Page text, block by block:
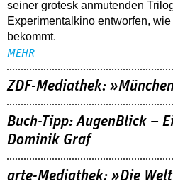
seiner grotesk anmutenden
Experimentalkino entworfen,
bekommt.
MEHR
ZDF-Mediathek:
Buch-Tipp: AugenBlick –
Dominik Graf
arte-Mediathek: »Die